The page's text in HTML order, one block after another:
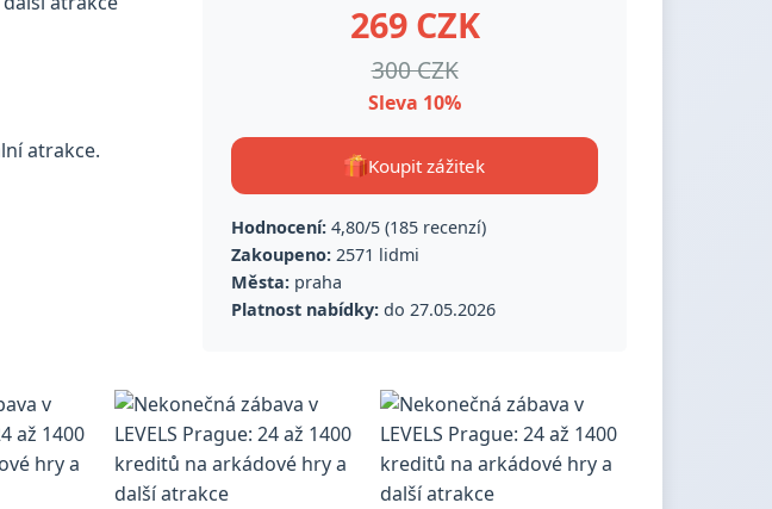
atrakce.
269 CZK
300 CZK
Sleva 10%
Koupit zážitek
Hodnocení: 4,80/5 (185 recenzí)
Zakoupeno: 2571 lidmi
Města: praha
Platnost nabídky: do 27.05.2026